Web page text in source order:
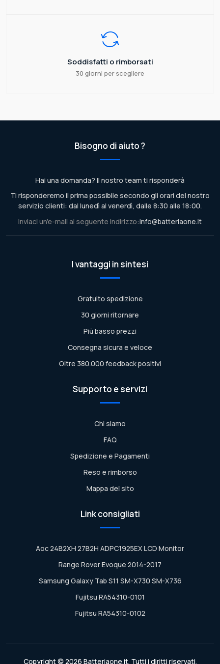
Soddisfatti o rimborsati
30 giorni per scegliere
Bisogno di aiuto ?
Hai una domanda? Il nostro team ti risponderà
Ti risponderemo il prima possibile secondo gli orari del nostro
servizio clienti: dal lunedì al venerdì, dalle 8:30 alle 18:00.
Inviaci un'e-mail al seguente indirizzo:info@batteriaone.it
I vantaggi in sintesi
Gratuito spedizione
30 giorni ritornare
Più basso prezzi
Consegna sicura e veloce
Oltre 380.000 feedback positivi
Supporto e servizi
Chi siamo
FAQ
Spedizione e Pagamenti
Reso e rimborso
Mappa del sito
Link consigliati
Aoc 24B2XH 27B2H ADPC1925EX LCD Monitor
Range Rover Evoque 2014-2017
Samsung Galaxy Tab S11 SM-X730 SM-X736
Fujitsu RA54310-0101
Fujitsu RA54310-0102
Copyright © 2026 Batteriaone.it. Tutti i diritti riservati.